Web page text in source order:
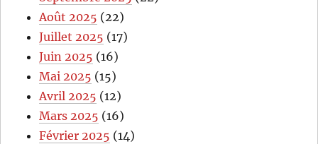
Août 2025 (22)
Juillet 2025 (17)
Juin 2025 (16)
Mai 2025 (15)
Avril 2025 (12)
Mars 2025 (16)
Février 2025 (14)